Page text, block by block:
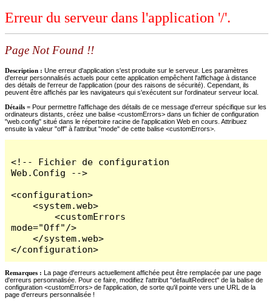
Erreur du serveur dans l'application '/'.
Page Not Found !!
Description : Une erreur d'application s'est produite sur le serveur. Les paramètres
d'erreur personnalisés actuels pour cette application empêchent l'affichage à distance
des détails de l'erreur de l'application (pour des raisons de sécurité). Cependant, ils
peuvent être affichés par les navigateurs qui s'exécutent sur l'ordinateur serveur local.
Détails = Pour permettre l'affichage des détails de ce message d'erreur spécifique sur les
ordinateurs distants, créez une balise <customErrors> dans un fichier de configuration
"web.config" situé dans le répertoire racine de l'application Web en cours. Attribuez
ensuite la valeur "off" à l'attribut "mode" de cette balise <customErrors>.
<!-- Fichier de configuration
Web.Config -->
<configuration>
    <system.web>
        <customErrors
mode="Off"/>
    </system.web>
</configuration>
Remarques : La page d'erreurs actuellement affichée peut être remplacée par une page
d'erreurs personnalisée. Pour ce faire, modifiez l'attribut "defaultRedirect" de la balise de
configuration <customErrors> de l'application, de sorte qu'il pointe vers une URL de la
page d'erreurs personnalisée !